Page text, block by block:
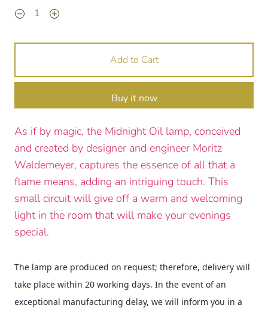
Add to Cart
Buy it now
As if by magic, the Midnight Oil lamp, conceived
and created by designer and engineer Moritz
Waldemeyer, captures the essence of all that a
flame means, adding an intriguing touch. This
small circuit will give off a warm and welcoming
light in the room that will make your evenings
special.
The lamp are produced on request; therefore, delivery will
take place within 20 working days. In the event of an
exceptional manufacturing delay, we will inform you in a